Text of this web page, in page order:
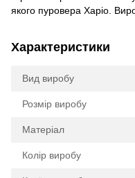
якого пуровера Харіо.
Характеристики
Вид виробу
Розмір виробу
Матеріал
Колір виробу